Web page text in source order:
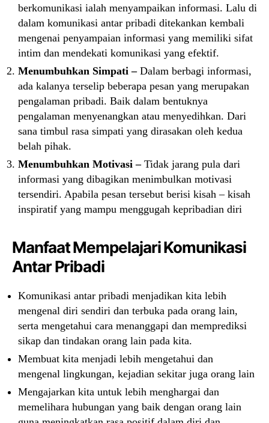
berkomunikasi ialah menyampaikan informasi. Lalu di
dalam komunikasi antar pribadi ditekankan kembali
mengenai penyampaian informasi yang memiliki sifat
intim dan mendekati komunikasi yang efektif.
Menumbuhkan Simpati –Dalam berbagi informasi,
ada kalanya terselip beberapa pesan yang merupakan
pengalaman pribadi. Baik dalam bentuknya
pengalaman menyenangkan atau menyedihkan. Dari
sana timbul rasa simpati yang dirasakan oleh kedua
belah pihak.
Menumbuhkan Motivasi –Tidak jarang pula dari
informasi yang dibagikan menimbulkan motivasi
tersendiri. Apabila pesan tersebut berisi kisah – kisah
inspiratif yang mampu menggugah kepribadian diri
Manfaat Mempelajari Komunikasi
Antar Pribadi
Komunikasi antar pribadi menjadikan kita lebih
mengenal diri sendiri dan terbuka pada orang lain,
serta mengetahui cara menanggapi dan memprediksi
sikap dan tindakan orang lain pada kita.
Membuat kita menjadi lebih mengetahui dan
mengenal lingkungan, kejadian sekitar juga orang lain
Mengajarkan kita untuk lebih menghargai dan
memelihara hubungan yang baik dengan orang lain